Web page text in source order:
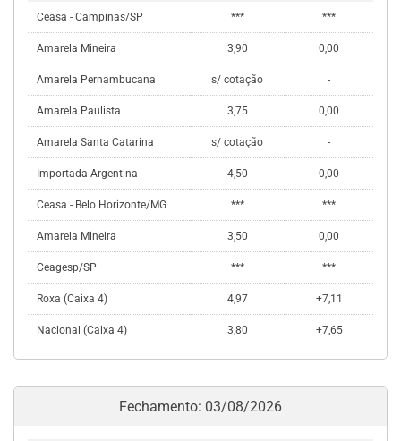
Ceasa - Campinas/SP *** ***
Amarela Mineira 3,90 0,00
Amarela Pernambucana s/ cotação -
Amarela Paulista 3,75 0,00
Amarela Santa Catarina s/ cotação -
Importada Argentina 4,50 0,00
Ceasa - Belo Horizonte/MG *** ***
Amarela Mineira 3,50 0,00
Ceagesp/SP *** ***
Roxa (Caixa 4) 4,97 +7,11
Nacional (Caixa 4) 3,80 +7,65
Fechamento: 03/08/2026